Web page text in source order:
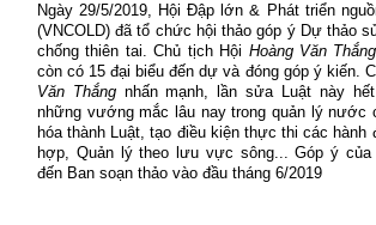
Ngày 29/5/2019, Hội Đập lớn & Phát triển
(VNCOLD) đã tổ chức hội thảo góp ý Dự thảo
chống thiên tai. Chủ tịch Hội Hoàng Văn Thắng
còn có 15 đại biểu đến dự và đóng góp ý kiến.
Văn Thắngnhấn mạnh, lần sửa Luật này
những vướng mắc lâu nay trong quản lý nước
hóa thành Luật, tạo điều kiện thực thi các hành
hợp, Quản lý theo lưu vực sông... Góp ý
đến Ban soạn thảo vào đầu tháng 6/2019